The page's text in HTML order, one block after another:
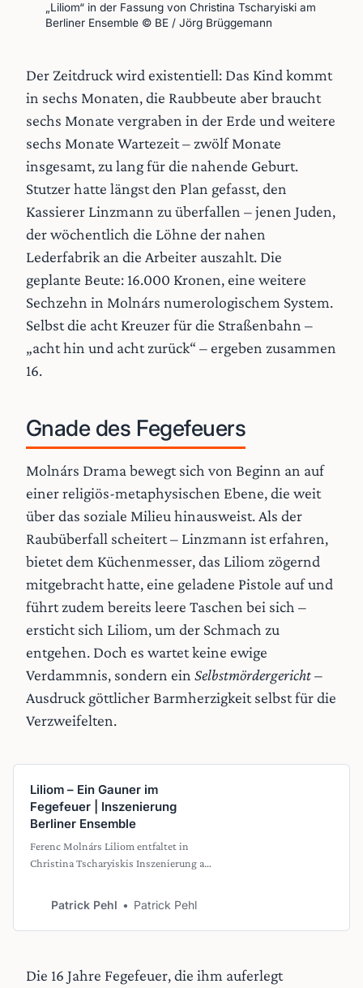
„Liliom“ in der Fassung von Christina Tscharyiski am
Berliner Ensemble © BE / Jörg Brüggemann
Der Zeitdruck wird existentiell: Das Kind kommt
in sechs Monaten, die Raubbeute aber braucht
sechs Monate vergraben in der Erde und weitere
sechs Monate Wartezeit – zwölf Monate
insgesamt, zu lang für die nahende Geburt.
Stutzer hatte längst den Plan gefasst, den
Kassierer Linzmann zu überfallen – jenen Juden,
der wöchentlich die Löhne der nahen
Lederfabrik an die Arbeiter auszahlt. Die
geplante Beute: 16.000 Kronen, eine weitere
Sechzehn in Molnárs numerologischem System.
Selbst die acht Kreuzer für die Straßenbahn –
„acht hin und acht zurück“ – ergeben zusammen
16.
Gnade des Fegefeuers
Molnárs Drama bewegt sich von Beginn an auf
einer religiös-metaphysischen Ebene, die weit
über das soziale Milieu hinausweist. Als der
Raubüberfall scheitert – Linzmann ist erfahren,
bietet dem Küchenmesser, das Liliom zögernd
mitgebracht hatte, eine geladene Pistole auf und
führt zudem bereits leere Taschen bei sich –
ersticht sich Liliom, um der Schmach zu
entgehen. Doch es wartet keine ewige
Verdammnis, sondern ein Selbstmördergericht–
Ausdruck göttlicher Barmherzigkeit selbst für die
Verzweifelten.
Liliom – Ein Gauner im
Fegefeuer | Inszenierung
Berliner Ensemble
Ferenc Molnárs Liliom entfaltet in
Christina Tscharyiskis Inszenierung am
Ein gescheiterter Gauner, metaphysische
Hoffnung schenkt. Die neue Übersetzung
Patrick Pehl Patrick Pehl
Die 16 Jahre Fegefeuer, die ihm auferlegt